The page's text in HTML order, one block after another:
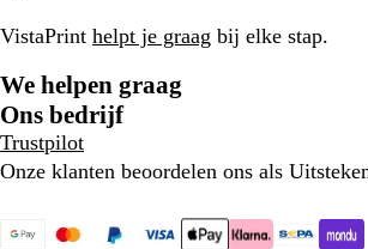
VistaPrint helpt je graag bij elke stap.
We helpen graag
Ons bedrijf
Trustpilot
Onze klanten beoordelen ons als